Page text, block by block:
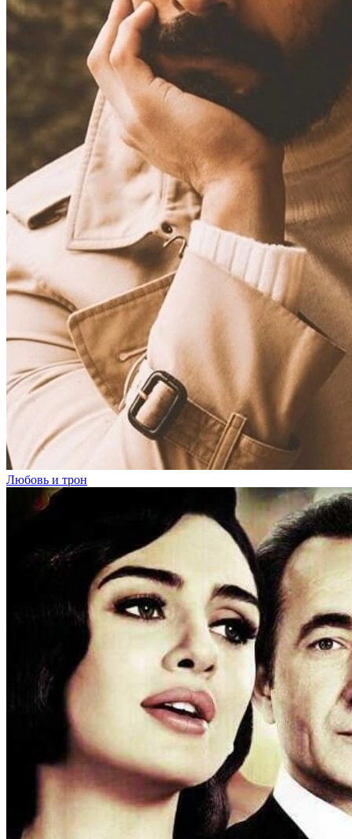
Любовь и трон